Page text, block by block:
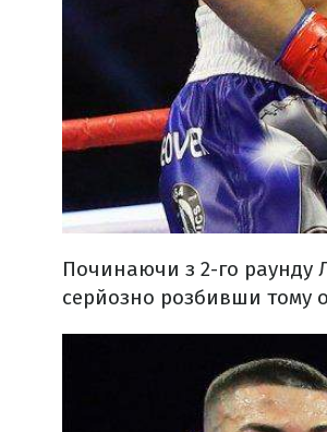
Починаючи з 2-го раунду
серйозно розбивши тому